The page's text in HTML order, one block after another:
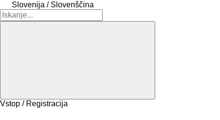
Slovenija / Slovenščina
Vstop / Registracija